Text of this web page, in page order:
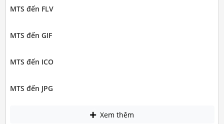
MTS đến FLV
MTS đến GIF
MTS đến ICO
MTS đến JPG
Xem thêm